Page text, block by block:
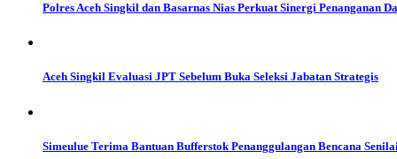
Polres Aceh Singkil dan Basarnas Nias Perkuat Sinergi Penanganan
Aceh Singkil Evaluasi JPT Sebelum Buka Seleksi Jabatan Strategis
Simeulue Terima Bantuan Bufferstok Penanggulangan Bencana